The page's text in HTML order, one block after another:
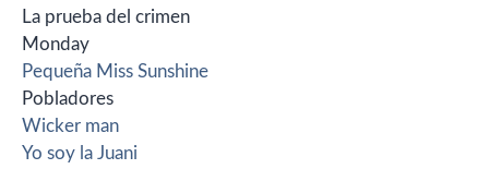
La prueba del crimen
Monday
Pequeña Miss Sunshine
Pobladores
Wicker man
Yo soy la Juani